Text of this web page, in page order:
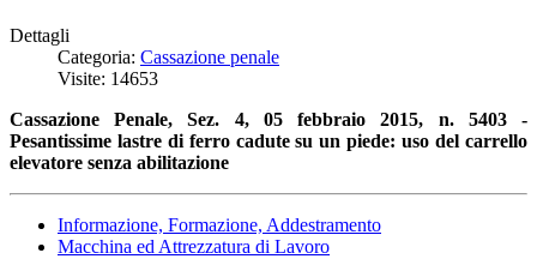
Dettagli
Categoria: Cassazione penale
Visite: 14653
Cassazione Penale, Sez. 4, 05 febbraio 2015, n. 5403 -
Pesantissime lastre di ferro cadute su un piede: uso del carrello
elevatore senza abilitazione
Informazione, Formazione, Addestramento
Macchina ed Attrezzatura di Lavoro